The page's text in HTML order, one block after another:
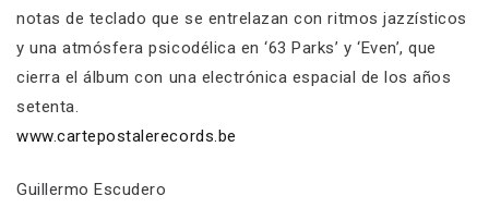
notas de teclado que se entrelazan con ritmos jazzísticos
y una atmósfera psicodélica en ‘63 Parks’ y ‘Even’, que
cierra el álbum con una electrónica espacial de los años
setenta.
www.cartepostalerecords.be
Guillermo Escudero